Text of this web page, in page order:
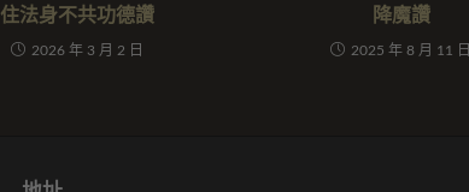
住法身不共功德讚
2026 年 3 月 2 日
降魔讚
2025 年 8 月 11 日